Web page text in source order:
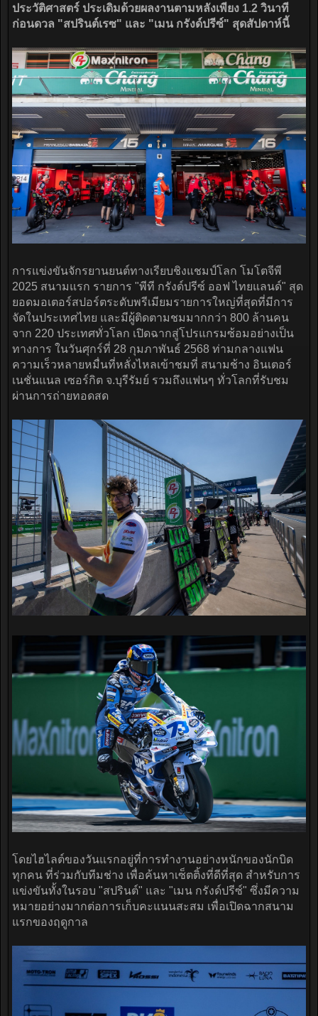
ประวัติศาสตร์ ประเดิมด้วยผลงานตามหลังเพียง 1.2 วินาที
ก่อนดวล "สปรินต์เรซ" และ "เมน กรังด์ปรีซ์" สุดสัปดาห์นี้
การแข่งขันจักรยานยนต์ทางเรียบชิงแชมป์โลก โมโตจีพี
2025 สนามแรก รายการ "พีที กรังด์ปรีซ์ ออฟ ไทยแลนด์" สุด
ยอดมอเตอร์สปอร์ตระดับพรีเมียมรายการใหญ่ที่สุดที่มีการ
จัดในประเทศไทย และมีผู้ติดตามชมมากกว่า 800 ล้านคน
จาก 220 ประเทศทั่วโลก เปิดฉากสู่โปรแกรมซ้อมอย่างเป็น
ทางการ ในวันศุกร์ที่ 28 กุมภาพันธ์ 2568 ท่ามกลางแฟน
ความเร็วหลายหมื่นที่หลั่งไหลเข้าชมที่ สนามช้าง อินเตอร์
เนชั่นแนล เซอร์กิต จ.บุรีรัมย์ รวมถึงแฟนๆ ทั่วโลกที่รับชม
ผ่านการถ่ายทอดสด
โดยไฮไลต์ของวันแรกอยู่ที่การทำงานอย่างหนักของนักบิด
ทุกคน ที่ร่วมกับทีมช่าง เพื่อค้นหาเซ็ตติ้งที่ดีที่สุด สำหรับการ
แข่งขันทั้งในรอบ "สปรินต์" และ "เมน กรังด์ปรีซ์" ซึ่งมีความ
หมายอย่างมากต่อการเก็บคะแนนสะสม เพื่อเปิดฉากสนาม
แรกของฤดูกาล